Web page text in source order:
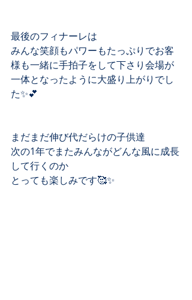
最後のフィナーレは
みんな笑顔もパワーもたっぷりでお客
様も一緒に手拍子をして下さり会場が
一体となったように大盛り上がりでし
た✨💕
まだまだ伸び代だらけの子供達
次の1年でまたみんながどんな風に成長
して行くのか
とっても楽しみです🥰✨